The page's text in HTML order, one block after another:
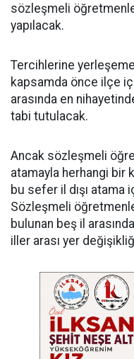
sözleşmeli
yapılacak.
Tercihlerine
kapsamda önce ilçe
arasında en
tabi tutulacak.
Ancak sözleşmeli
atamayla herhangi bir
bu sefer il dışı atama
Sözleşmeli
bulunan beş il
iller arası yer